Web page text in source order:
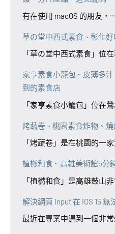
有在使用 macOS 的朋友，
草の堂中西式素食 ~ 彰化
「草の堂中西式素食」位
家亨素食小籠包 ~ 皮薄多
到的素食店
「家亨素食小籠包」位在
烤蔬卷 ~ 桃園素食炸物、
「烤蔬卷」是在桃園的一
植橪和食 ~ 高雄美術館5分
「植橪和食」是高雄鼓山
解決網頁 Input 在 iOS 15 無
最近在專案中遇到一個非